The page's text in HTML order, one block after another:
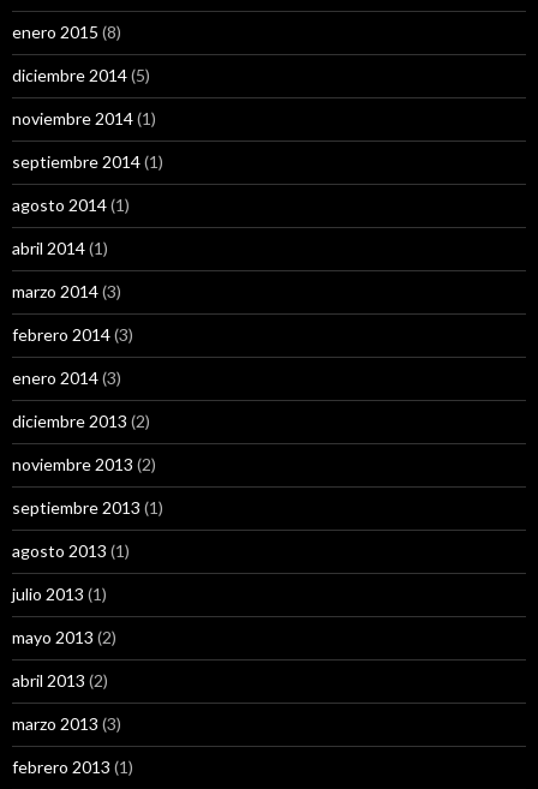
enero 2015 (8)
diciembre 2014(5)
noviembre 2014(1)
septiembre 2014(1)
agosto 2014(1)
abril 2014(1)
marzo 2014(3)
febrero 2014(3)
enero 2014(3)
diciembre 2013 (2)
noviembre 2013 (2)
septiembre 2013 (1)
agosto 2013 (1)
julio 2013 (1)
mayo 2013 (2)
abril 2013 (2)
marzo 2013 (3)
febrero 2013 (1)